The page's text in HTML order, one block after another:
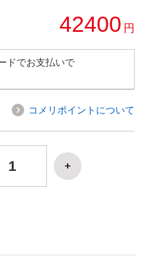
42400 円
ドでお支払いで
コメリポイントについて